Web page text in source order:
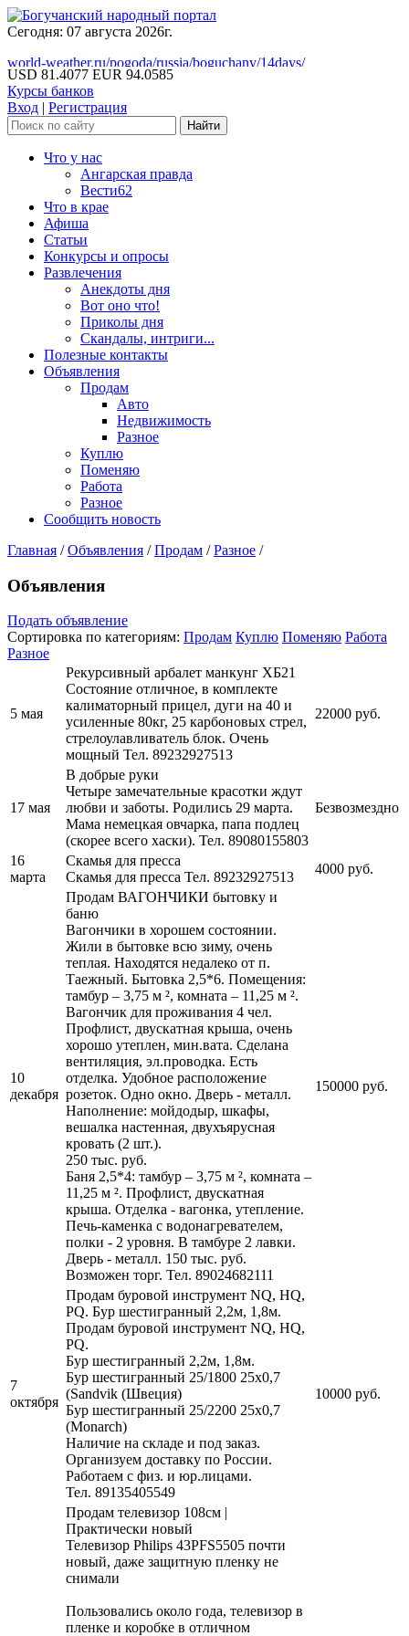
Сегодня: 07 августа 2026г.
world-weather.ru/pogoda/russia/boguchany/14days/
USD 81.4077 EUR 94.0585
Курсы банков
Вход | Регистрация
Что у нас
Ангарская правда
Вести62
Что в крае
Афиша
Статьи
Конкурсы и опросы
Развлечения
Анекдоты дня
Вот оно что!
Приколы дня
Скандалы, интриги...
Полезные контакты
Объявления
Продам
Авто
Недвижимость
Разное
Куплю
Поменяю
Работа
Разное
Сообщить новость
Главная /Объявления /Продам /Разное /
Объявления
Подать объявление
Сортировка по категориям: Продам Куплю Поменяю Работа
Разное
5 мая
Рекурсивный арбалет манкунг ХБ21
Состояние отличное, в комплекте
калиматорный прицел, дуги на 40 и
усиленные 80кг, 25 карбоновых стрел,
стрелоулавливатель блок. Очень
мощный Тел. 89232927513
22000 руб.
17 мая
В добрые руки
Четыре замечательные красотки ждут
любви и заботы. Родились 29 марта.
Мама немецкая овчарка, папа подлец
(скорее всего хаски). Тел. 89080155803
Безвозмездно
16
марта
Скамья для пресса
Скамья для пресса Тел. 89232927513
4000 руб.
10
декабря
Продам ВАГОНЧИКИ бытовку и
баню
Вагончики в хорошем состоянии.
Жили в бытовке всю зиму, очень
теплая. Находятся недалеко от п.
Таежный. Бытовка 2,5*6. Помещения:
тамбур – 3,75 м ², комната – 11,25 м ².
Вагончик для проживания 4 чел.
Профлист, двускатная крыша, очень
хорошо утеплен, мин.вата. Сделана
вентиляция, эл.проводка. Есть
отделка. Удобное расположение
розеток. Одно окно. Дверь - металл.
Наполнение: мойдодыр, шкафы,
вешалка настенная, двухъярусная
кровать (2 шт.).
250 тыс. руб.
Баня 2,5*4: тамбур – 3,75 м ², комната –
11,25 м ². Профлист, двускатная
крыша. Отделка - вагонка, утепление.
Печь-каменка с водонагревателем,
полки - 2 уровня. В тамбуре 2 лавки.
Дверь - металл. 150 тыс. руб.
Возможен торг. Тел. 89024682111
150000 руб.
7
октября
Продам буровой инструмент NQ, HQ,
PQ. Бур шестигранный 2,2м, 1,8м.
Продам буровой инструмент NQ, HQ,
PQ.
Бур шестигранный 2,2м, 1,8м.
Бур шестигранный 25/1800 25х0,7
(Sandvik (Швеция)
Бур шестигранный 25/2200 25х0,7
(Monarch)
Наличие на складе и под заказ.
Организуем доставку по России.
Работаем с физ. и юр.лицами.
Тел. 89135405549
10000 руб.
Продам телевизор 108см |
Практически новый
Телевизор Philips 43PFS5505 почти
новый, даже защитную пленку не
снимали
Пользовались около года, телевизор в
пленке и коробке в отличном